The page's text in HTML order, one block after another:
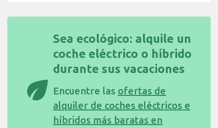
eco
Sea ecológico: alquile un
coche eléctrico o híbrido
durante sus vacaciones
Encuentre las ofertas de
alquiler de coches eléctricos e
híbridos más baratas en